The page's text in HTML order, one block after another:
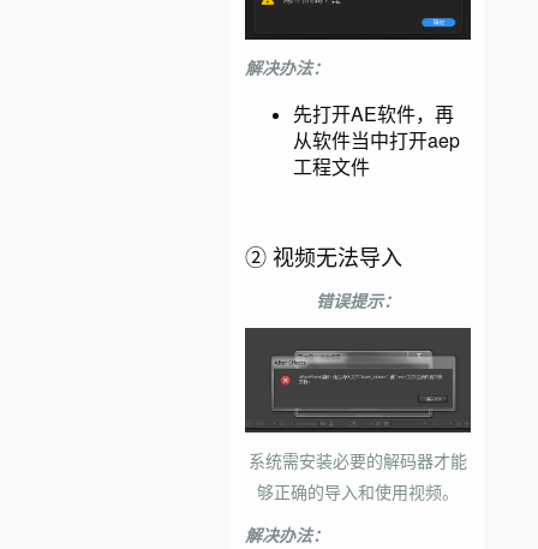
解决办法：
先打开AE软件，再
从软件当中打开aep
工程文件
② 视频无法导入
错误提示：
系统需安装必要的解码器才能
够正确的导入和使用视频。
解决办法：